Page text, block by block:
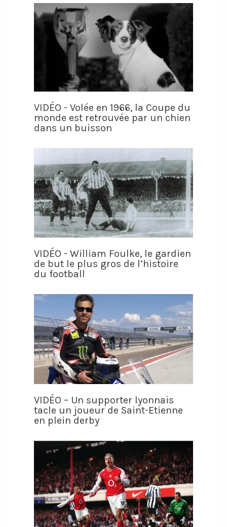
VIDÉO - Volée en 1966, la Coupe du
monde est retrouvée par un chien
dans un buisson
VIDÉO - William Foulke, le gardien
de but le plus gros de l’histoire
du football
VIDÉO – Un supporter lyonnais
tacle un joueur de Saint-Etienne
en plein derby